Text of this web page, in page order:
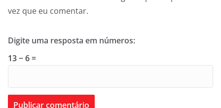
vez que eu comentar.
Digite uma resposta em números:
13 − 6 =